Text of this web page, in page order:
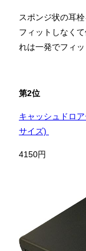
スポンジ状の耳
フィットしなく
れは一発でフィッ
第2位
キャッシュドロ
サイズ)
4150円